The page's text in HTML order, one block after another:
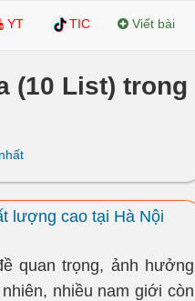
YT TIC Viết bài
(10 List) trong
lượng cao tại Hà Nội
quan trọng, ảnh hưởng
nhiều nam giới còn